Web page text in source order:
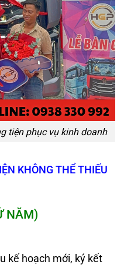
tiện phục vụ kinh doanh
KHÔNG THỂ THIẾU
NĂM)
kế hoạch mới, ký kết